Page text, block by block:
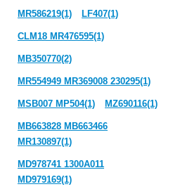
MR586219(1) LF407(1)
CLM18 MR476595(1)
MB350770(2)
MR554949 MR369008 230295(1)
MSB007 MP504(1) MZ690116(1)
MB663828 MB663466
MR130897(1)
MD978741 1300A011
MD979169(1)